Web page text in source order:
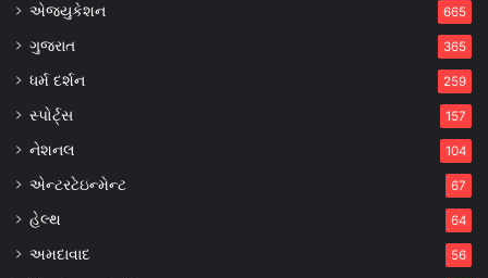
એજ્યુકેશન 665
ગુજરાત 365
ધર્મ દર્શન 259
સ્પોર્ટ્સ 157
નેશનલ 104
એન્ટરટેઇન્મેન્ટ 67
હેલ્થ 64
અમદાવાદ 56